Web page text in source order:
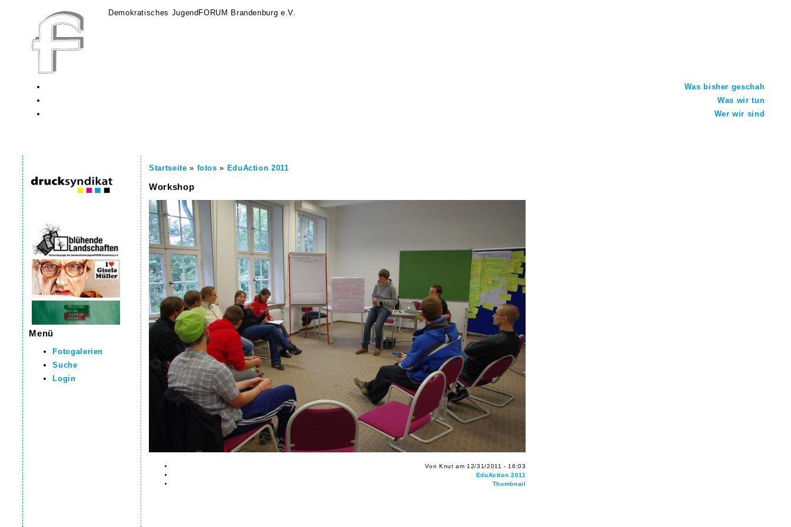
Demokratisches JugendFORUM Brandenburg e.V.
Was bisher geschah
Was wir tun
Wer wir sind
Menü
Fotogalerien
Suche
Login
Startseite » fotos » EduAction 2011
Workshop
Von Knut am 12/31/2011 - 16:03
EduAction 2011
Thumbnail